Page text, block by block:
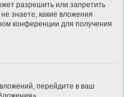
разрешить или запретить
знаете, какие вложения
конференции для получения
перейдите в ваш